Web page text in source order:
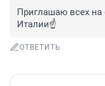
Приглашаю всех на
Италии☝️
ОТВЕТИТЬ